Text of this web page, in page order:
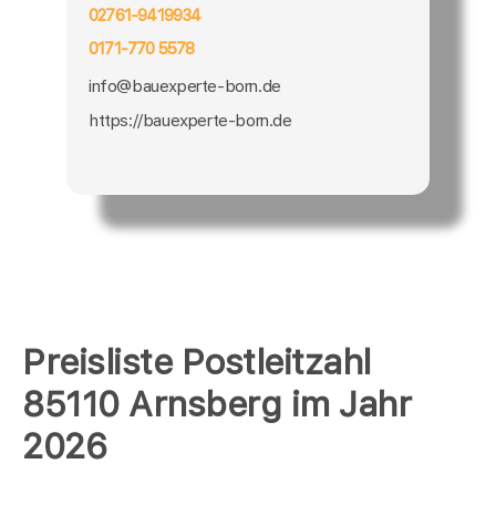
Preisliste Postleitzahl
85110 Arnsberg im Jahr
2026
02761-9419934
0171-770 5578
info@bauexperte-born.de
https://bauexperte-born.de